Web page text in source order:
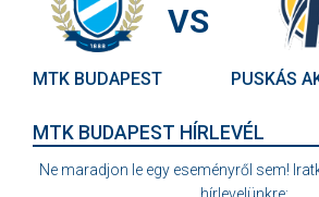
MTK BUDAPEST
VS
PUSKÁS
MTK BUDAPEST HÍRLEVÉL
Ne maradjon le egy eseményről sem!